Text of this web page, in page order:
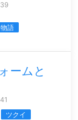
語
ームと
ツクイ